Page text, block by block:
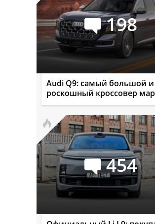
198
Audi Q9: самый большой и
роскошный кроссовер
454